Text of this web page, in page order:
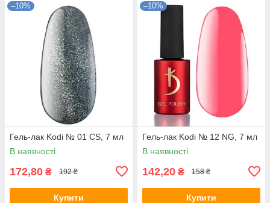
–10%
Гель-лак Kodi № 01 СS, 7 мл
В наявності
172,80 ₴ 192 ₴
Купити
–10%
Гель-лак Kodi № 12 NG, 7 мл
В наявності
142,20 ₴ 158 ₴
Купити